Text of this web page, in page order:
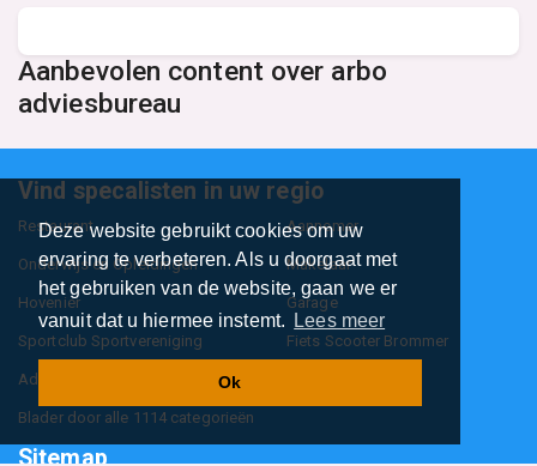
Deze website gebruikt cookies om uw
ervaring te verbeteren. Als u doorgaat met
het gebruiken van de website, gaan we er
vanuit dat u hiermee instemt.
Lees meer
Ok
Aanbevolen content over arbo
adviesbureau
Vind specalisten in uw regio
Restaurant Aannemer
Onderwijs en Opleidingen Makelaar
Hovenier Garage
Sportclub Sportvereniging Fiets Scooter Brommer
Administratiekantoor
Blader door alle 1114 categorieën
Sitemap